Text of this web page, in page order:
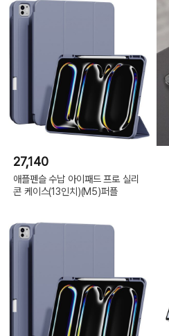
27,140
애플펜슬 수납 아이패드 프로 실리
콘 케이스(13인치)(M5)퍼플